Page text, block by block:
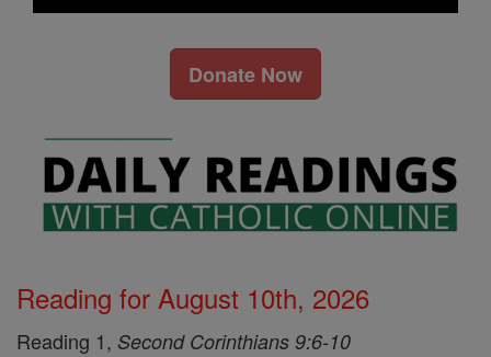
Donate Now
Reading for August 10th, 2026
Reading 1, Second Corinthians 9:6-10